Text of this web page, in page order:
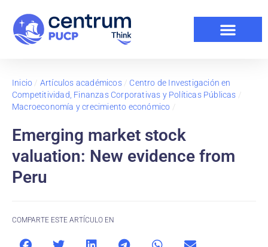
Inicio / Artículos académicos/ Centro de Investigación en
Competitividad, Finanzas Corporativas y Políticas Públicas /
Macroeconomía y crecimiento económico /
Emerging market stock
valuation: New evidence from
Peru
COMPARTE ESTE ARTÍCULO EN